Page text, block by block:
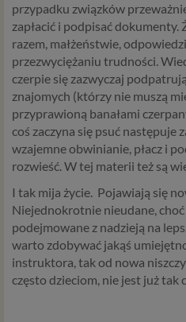
przypadku związków
zapłacić i podpisać
razem, małżeństwie,
przezwyciężaniu trudności.
czerpie się zazwyczaj
znajomych (którzy nie muszą
przyprawioną banałami
coś zaczyna się psuć następuje
wzajemne obwinianie, płacz i
rozwieść. W tej materii też są
I tak mija życie. Pojawiają się
Niejednokrotnie nieudane, choć
podejmowane z nadzieją na
warto zdobywać jakąś
instruktora, tak od nowa
często dzieciom, nie jest już tak